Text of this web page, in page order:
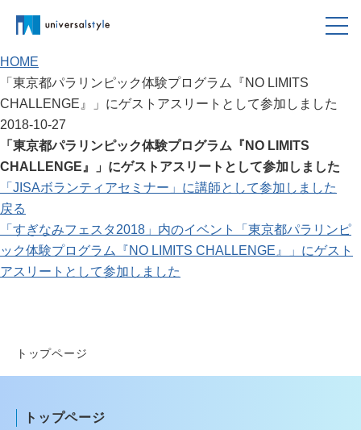
メ
HOME
「東京都パラリンピック体験プログラム『NO LIMITS
CHALLENGE』」にゲストアスリートとして参加しました
2018-10-27
「東京都パラリンピック体験プログラム『NO LIMITS
CHALLENGE』」にゲストアスリートとして参加しました
「JISAボランティアセミナー」に講師として参加しました
戻る
「すぎなみフェスタ2018」内のイベント「東京都パラリンピ
ック体験プログラム『NO LIMITS CHALLENGE』」にゲスト
アスリートとして参加しました
トップページ
トップページ